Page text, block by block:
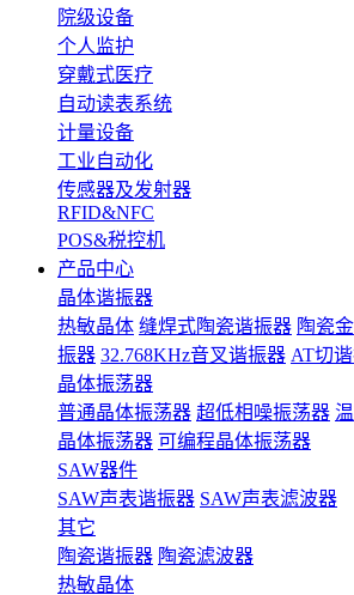
院级设备
个人监护
穿戴式医疗
自动读表系统
计量设备
工业自动化
传感器及发射器
RFID&NFC
POS&税控机
产品中心
晶体谐振器
热敏晶体 缝焊式陶瓷谐振器 陶瓷
振器 32.768KHz音叉谐振器 AT切
晶体振荡器
普通晶体振荡器 超低相噪振荡器
晶体振荡器 可编程晶体振荡器
SAW器件
SAW声表谐振器 SAW声表滤波器
其它
陶瓷谐振器 陶瓷滤波器
热敏晶体